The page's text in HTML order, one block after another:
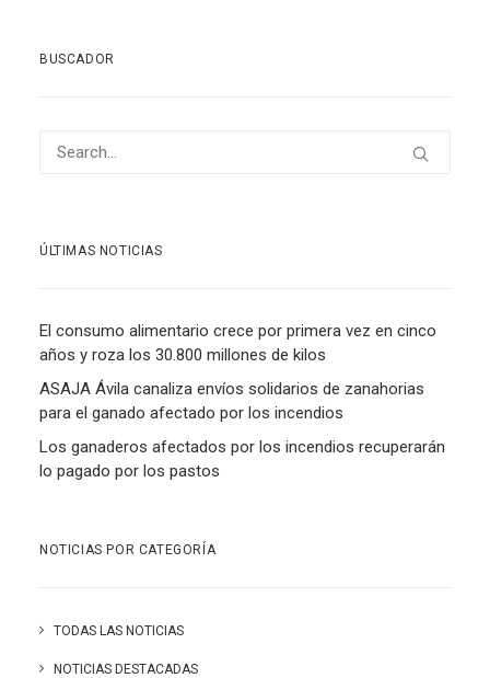
BUSCADOR
ÚLTIMAS NOTICIAS
El consumo alimentario crece por primera vez en cinco
años y roza los 30.800 millones de kilos
ASAJA Ávila canaliza envíos solidarios de zanahorias
para el ganado afectado por los incendios
Los ganaderos afectados por los incendios recuperarán
lo pagado por los pastos
NOTICIAS POR CATEGORÍA
TODAS LAS NOTICIAS
NOTICIAS DESTACADAS